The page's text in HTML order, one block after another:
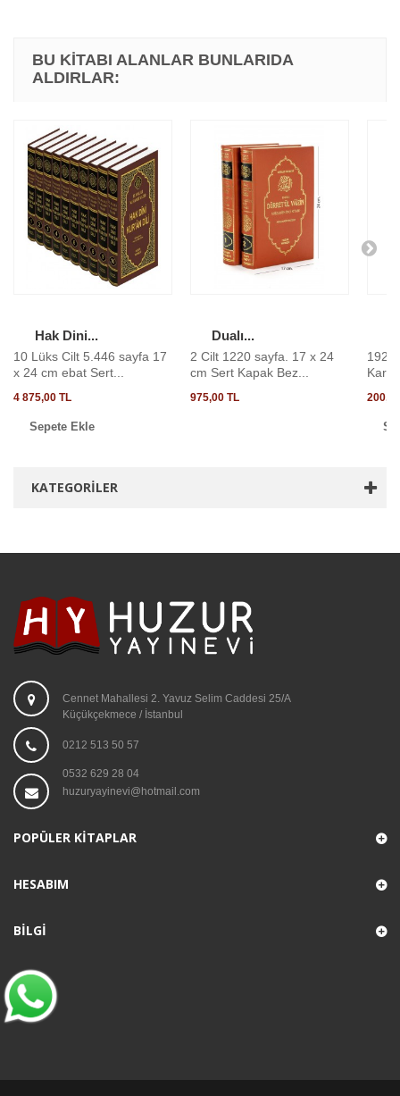
BU KITABI ALANLAR BUNLARIDA
ALDIRLAR:
Hak Dini...
10 Lüks Cilt 5.446 sayfa 17
x 24 cm ebat Sert...
4 875,00 TL
Sepete Ekle
Dualı...
2 Cilt 1220 sayfa. 17 x 24
cm Sert Kapak Bez...
975,00 TL
192
KATEGORILER
Cennet Mahallesi 2. Yavuz Selim Caddesi 25/A
Küçükçekmece / İstanbul
0212 513 50 57
0532 629 28 04
huzuryayinevi@hotmail.com
POPÜLER KITAPLAR
HESABIM
BILGI